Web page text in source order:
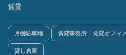
賃貸
月極駐車場 賃貸事務所・賃貸オフィ
貸し倉庫